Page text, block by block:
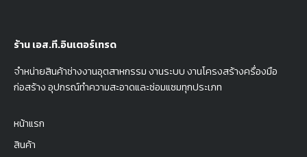
ร้าน เอส.ที.อินเตอร์เทรด
จำหน่ายสินค้าช่างงานอุตสาหกรรม งานระบบ งานโครงสร้างครื่องมือ
ก่อสร้าง อุปกรณ์ทำความสะอาดและซ่อมแซมทุกประเภท
หน้าแรก
สินค้า